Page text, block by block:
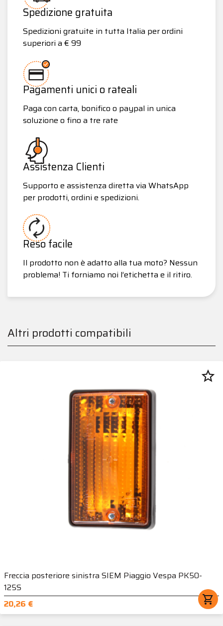
Spedizione gratuita
Spedizioni gratuite in tutta Italia per ordini
superiori a € 99
Pagamenti unici o rateali
Paga con carta, bonifico o paypal in unica
soluzione o fino a tre rate
Assistenza Clienti
Supporto e assistenza diretta via WhatsApp
per prodotti, ordini e spedizioni.
Reso facile
Il prodotto non è adatto alla tua moto? Nessun
problema! Ti forniamo noi l’etichetta e il ritiro.
Altri prodotti compatibili
Freccia posteriore sinistra SIEM Piaggio Vespa PK50-
125S
20,26 €
shopping_cart
star_border